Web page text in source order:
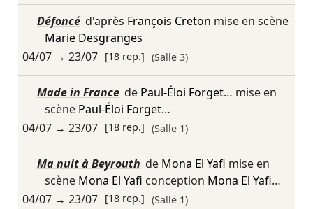
Défoncé d'après François Creton mise en scène
Marie Desgranges
04/07→ 23/07 [18 rep.] (Salle 3)
Made in France de Paul-Éloi Forget… mise en
scène Paul-Éloi Forget…
04/07→ 23/07 [18 rep.] (Salle 1)
Ma nuit à Beyrouth de Mona El Yafi mise en
scène Mona El Yafi conception Mona El Yafi…
04/07→ 23/07 [18 rep.] (Salle 1)